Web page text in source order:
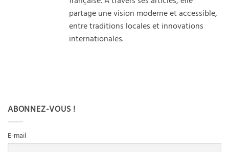
partage une vision moderne et accessible,
entre traditions locales et innovations
internationales.
ABONNEZ-VOUS !
E-mail